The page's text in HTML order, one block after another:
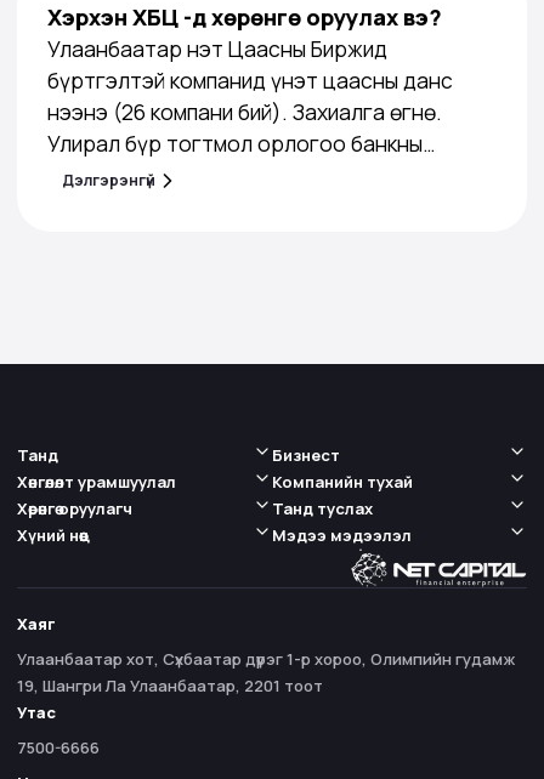
Хэрхэн ХБҮЦ -д хөрөнгө оруулах вэ?
Улаанбаатар Үнэт Цаасны Биржид
бүртгэлтэй компанид үнэт цаасны данс
нээнэ (26 компани бий). Захиалга өгнө.
Улирал бүр тогтмол орлогоо банкны
дансаараа авна.
Дэлгэрэнгүй
Танд
Хөнгөлөлт урамшуулал
Бизнест
Компанийн тухай
Хөрөнгө оруулагч
Хүний нөөц
Танд туслах
Мэдээ мэдээлэл
Хаяг
Улаанбаатар хот, Сүхбаатар дүүрэг 1-р хороо, Олимпийн гудамж
19, Шангри Ла Улаанбаатар, 2201 тоот
Утас
7500-6666